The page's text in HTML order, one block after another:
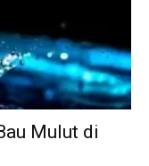
Mulut di